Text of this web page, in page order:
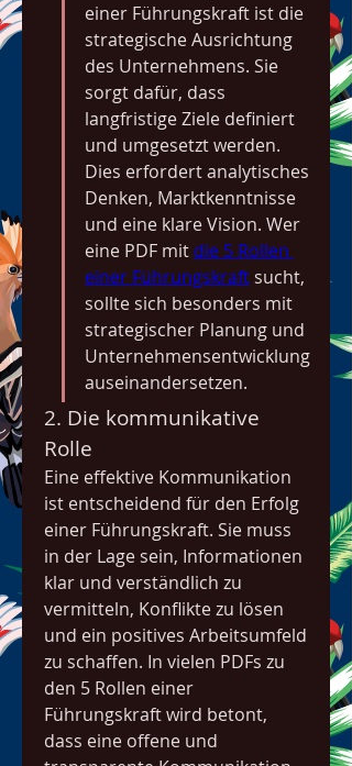
einer Führungskraft ist die
strategische Ausrichtung
des Unternehmens. Sie
sorgt dafür, dass
langfristige Ziele definiert
und umgesetzt werden.
Dies erfordert analytisches
Denken, Marktkenntnisse
und eine klare Vision. Wer
eine PDF mit die 5 Rollen
einer Führungskraft sucht,
sollte sich besonders mit
strategischer Planung und
Unternehmensentwicklung
auseinandersetzen.
2. Die kommunikative
Rolle
Eine effektive Kommunikation
ist entscheidend für den Erfolg
einer Führungskraft. Sie muss
in der Lage sein, Informationen
klar und verständlich zu
vermitteln, Konflikte zu lösen
und ein positives Arbeitsumfeld
zu schaffen. In vielen PDFs zu
den 5 Rollen einer
Führungskraft wird betont,
dass eine offene und